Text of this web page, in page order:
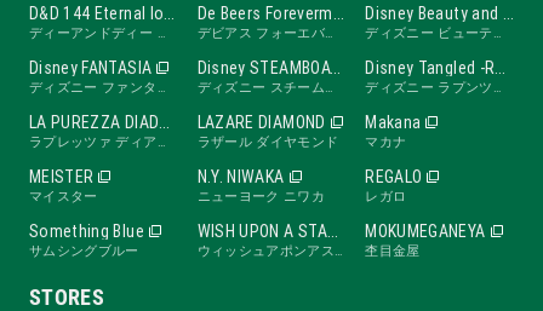
D&D 144 Eternal love band
ディーアンドディー ワンフォーティーフォー エターナルラブバンド
De Beers Forevermark
デビアス フォーエバーマーク
Disney Beauty and the Beast -ROSE Line-
ディズニー ビューティ・アンド・ビースト ローズライン
Disney FANTASIA
ディズニー ファンタジア
Disney STEAMBOAT WILLIE
ディズニー スチームボートウィリー
Disney Tangled -RAPUNZEL Collection-
ディズニー ラプンツェル
LA PUREZZA DIADE
ラプレッツァ ディアーデ
LAZARE DIAMOND
ラザール ダイヤモンド
Makana
マカナ
MEISTER
マイスター
N.Y. NIWAKA
ニューヨーク ニワカ
REGALO
レガロ
Something Blue
サムシングブルー
WISH UPON A STAR
ウィッシュアポンアスター
MOKUMEGANEYA
杢目金屋
STORES